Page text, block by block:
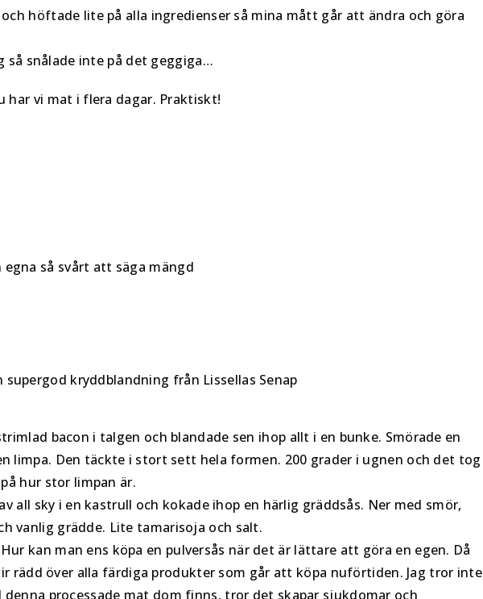
höftade lite på alla ingredienser så mina mått går att ändra och göra
så snålade inte på det geggiga…
har vi mat i flera dagar. Praktiskt!
så svårt att säga mängd
kryddblandning från Lissellas Senap
bacon i talgen och blandade sen ihop allt i en bunke. Smörade en
limpa. Den täckte i stort sett hela formen. 200 grader i ugnen och det tog
hur stor limpan är.
all sky i en kastrull och kokade ihop en härlig gräddsås. Ner med smör,
vanlig grädde. Lite tamarisoja och salt.
kan man ens köpa en pulversås när det är lättare att göra en egen. Då
rädd över alla färdiga produkter som går att köpa nuförtiden. Jag tror inte
processade mat dom finns, tror det skapar sjukdomar och